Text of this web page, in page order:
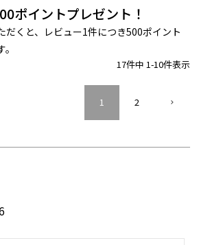
ポイントプレゼント！
だくと、レビュー1件につき500ポイント
17件中 1-10件表示
1 2